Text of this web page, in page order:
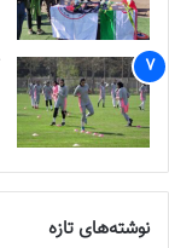
نوشته‌های تازه